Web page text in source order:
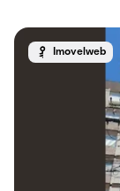
Imovelweb